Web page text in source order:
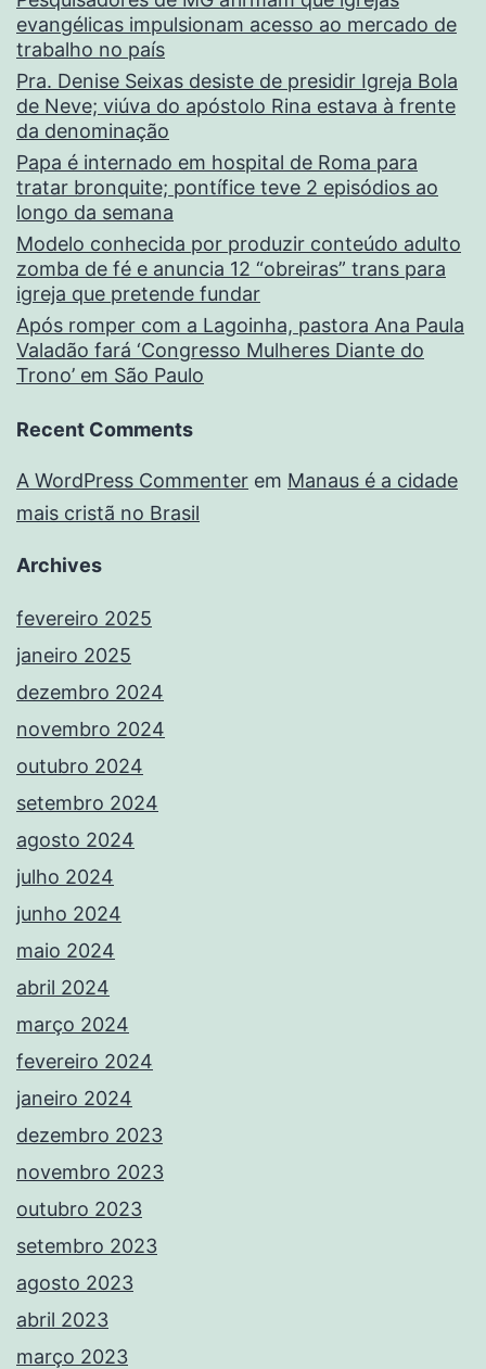
evangélicas impulsionam acesso ao mercado de
trabalho no país
Pra. Denise Seixas desiste de presidir Igreja Bola
de Neve; viúva do apóstolo Rina estava à frente
da denominação
Papa é internado em hospital de Roma para
tratar bronquite; pontífice teve 2 episódios ao
longo da semana
Modelo conhecida por produzir conteúdo adulto
zomba de fé e anuncia 12 “obreiras” trans para
igreja que pretende fundar
Após romper com a Lagoinha, pastora Ana Paula
Valadão fará ‘Congresso Mulheres Diante do
Trono’ em São Paulo
Recent Comments
A WordPress Commenter em Manaus é a cidade
mais cristã no Brasil
Archives
fevereiro 2025
janeiro 2025
dezembro 2024
novembro 2024
outubro 2024
setembro 2024
agosto 2024
julho 2024
junho 2024
maio 2024
abril 2024
março 2024
fevereiro 2024
janeiro 2024
dezembro 2023
novembro 2023
outubro 2023
setembro 2023
agosto 2023
abril 2023
março 2023